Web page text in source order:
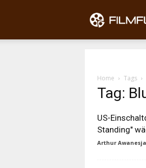
Home Tags
Tag:
US-
Standing"
Arthur